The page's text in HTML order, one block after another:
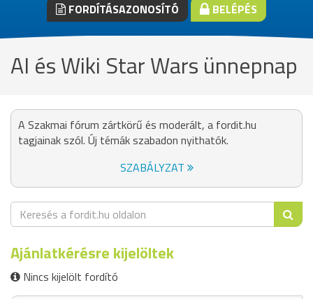
FORDÍTÁSAZONOSÍTÓ BELÉPÉS
AI és Wiki Star Wars ünnepnap
A Szakmai fórum zártkörű és moderált, a fordit.hu
tagjainak szól. Új témák szabadon nyithatók.
SZABÁLYZAT
Ajánlatkérésre kijelöltek
Nincs kijelölt fordító